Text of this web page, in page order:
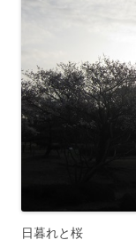
日暮れと桜